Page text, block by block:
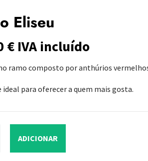
Eliseu
€ IVA incluído
ramo composto por anthúrios
ideal para oferecer a quem mais gosta.
ADICIONAR